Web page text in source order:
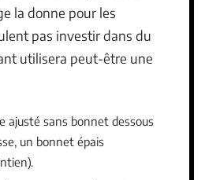
la donne pour les
pas investir dans du
utilisera peut-être une
ajusté sans bonnet dessous
un bonnet épais